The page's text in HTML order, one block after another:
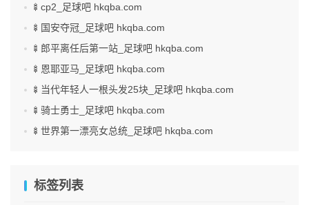
🍢cp2_足球吧 hkqba.com
🍢国安夺冠_足球吧 hkqba.com
🍢郎平离任后第一站_足球吧 hkqba.com
🍢恩耶亚马_足球吧 hkqba.com
🍢当代年轻人一根头发25块_足球吧 hkqba.com
🍢骑士勇士_足球吧 hkqba.com
🍢世界第一漂亮女总统_足球吧 hkqba.com
标签列表